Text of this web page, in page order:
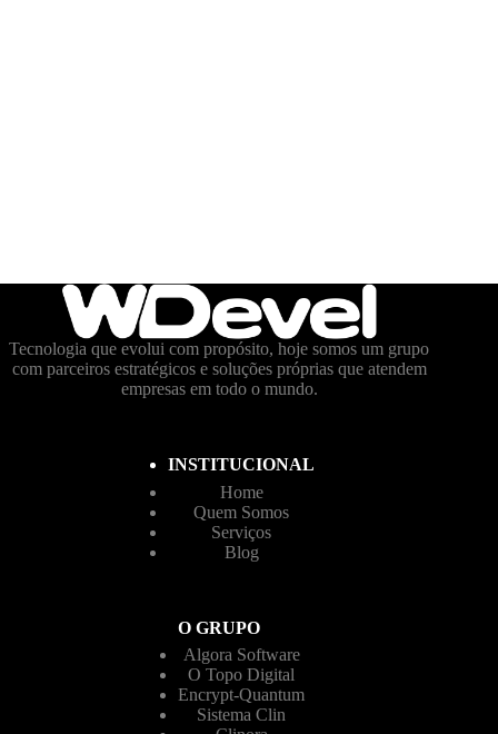
Tecnologia que evolui com propósito, hoje somos um grupo
com parceiros estratégicos e soluções próprias que atendem
empresas em todo o mundo.
INSTITUCIONAL
Home
Quem Somos
Serviços
Blog
O GRUPO
Algora Software
O Topo Digital
Encrypt-Quantum
Sistema Clin